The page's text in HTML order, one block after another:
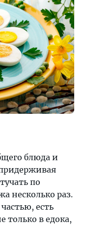
блюда и
по
несколько раз.
есть
только в едока,